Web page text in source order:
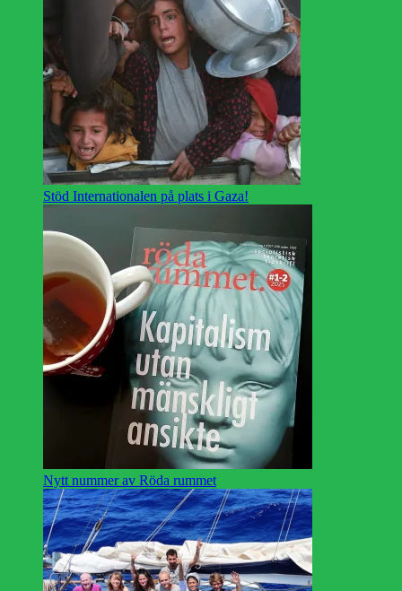
Stöd Internationalen på plats i Gaza!
Nytt nummer av Röda rummet